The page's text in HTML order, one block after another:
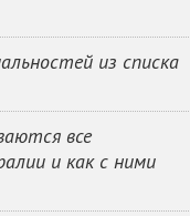
из списка
все
и как с ними